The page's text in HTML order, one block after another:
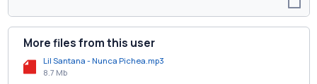
More files from this user
Lil Santana - Nunca Pichea.mp3
8.7 Mb